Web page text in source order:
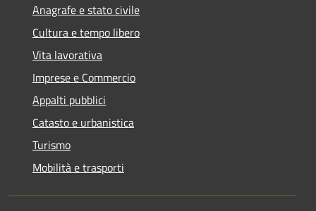
Anagrafe e stato civile
Cultura e tempo libero
Vita lavorativa
Imprese e Commercio
Appalti pubblici
Catasto e urbanistica
Turismo
Mobilità e trasporti